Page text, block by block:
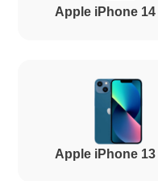
Apple iPhone
Apple iPhone